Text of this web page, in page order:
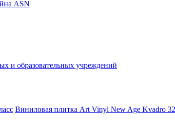
АSN
и образовательных учреждений
Виниловая плитка Art Vinyl New Age Kvadro